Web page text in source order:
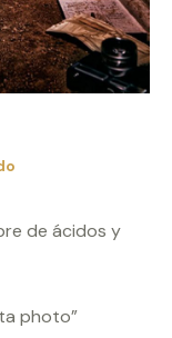
de ácidos y
photo”